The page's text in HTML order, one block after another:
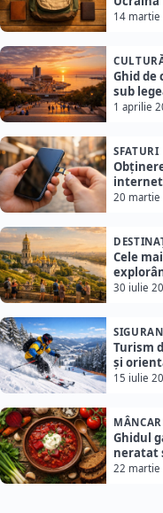
14 martie
Ghid de
sub
1 aprilie
SFATURI
20 martie
Cele
30 iulie
Turism
și
15 iulie
Ghidul
neratat
22 martie